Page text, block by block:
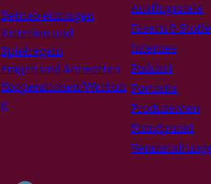
Betrieb eintragen
Kriterien und
Spielregeln
Fragen und Antworten
Kooperationen/Werbun
g
Ausflugsziele
Fasern & Stoffe
Internes
Podcast
Portraits
Produzenten
Standpunkt